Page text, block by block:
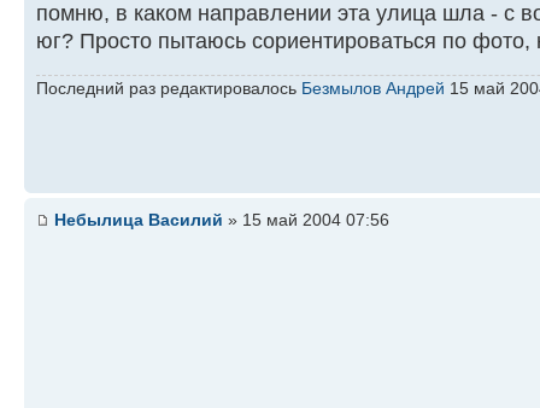
помню, в каком направлении эта улица шла - с
юг? Просто пытаюсь сориентироваться по фото,
Последний раз редактировалось Безмылов Андрей 15 май
Небылица Василий » 15 май 2004 07:56